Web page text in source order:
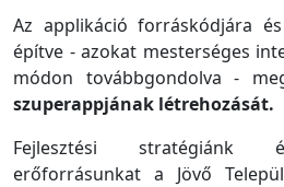
Az applikáció forráskódjára
építve - azokat mesterséges
módon továbbgondolva -
szuperappjának létrehozását.
Fejlesztési stratégiánk
erőforrásunkat a Jövő